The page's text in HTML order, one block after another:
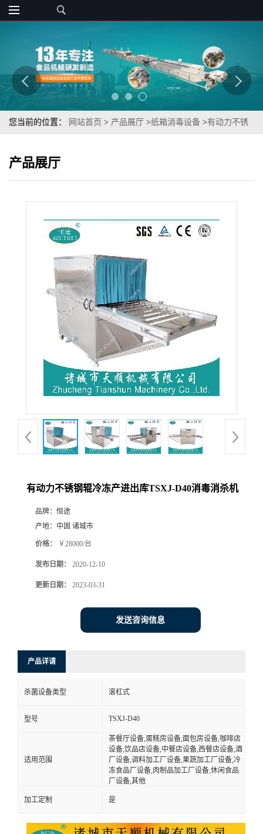
您当前的位置： 网站首页 > 产品展厅 >纸箱消毒设备 >有动力不锈
产品展厅
有动力不锈钢辊冷冻产进出库TSXJ-D40消毒消杀机
品牌： 恒途
产地： 中国 诸城市
价格： ￥28000/台
发布日期： 2020-12-10
更新日期： 2023-03-31
发送咨询信息
产品详请
杀菌设备类型 滚杠式
型号 TSXJ-D40
适用范围
茶餐厅设备,蛋糕房设备,面包房设备,咖啡店
设备,饮品店设备,中餐店设备,西餐店设备,酒
厂设备,调料加工厂设备,果蔬加工厂设备,冷
冻食品厂设备,肉制品加工厂设备,休闲食品
厂设备,其他
加工定制 是